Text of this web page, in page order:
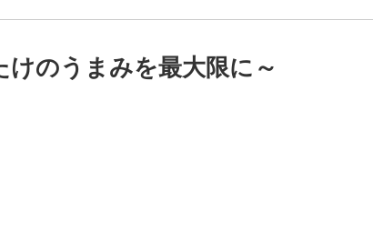
けのうまみを最大限に～